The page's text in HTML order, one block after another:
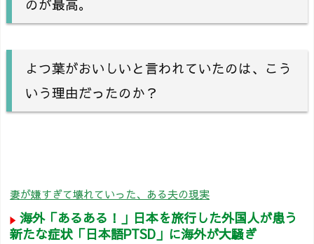
のが最高。
よつ葉がおいしいと言われていたのは、こう
いう理由だったのか？
妻が嫌すぎて壊れていった、ある夫の現実
海外「あるある！」日本を旅行した外国人が患う
新たな症状「日本語PTSD」に海外が大騒ぎ